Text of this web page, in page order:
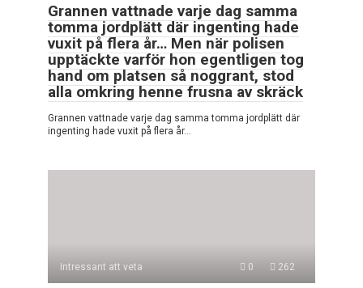
Grannen vattnade varje dag samma
tomma jordplätt där ingenting hade
vuxit på flera år… Men när polisen
upptäckte varför hon egentligen tog
hand om platsen så noggrant, stod
alla omkring henne frusna av skräck
Grannen vattnade varje dag samma tomma jordplätt där
ingenting hade vuxit på flera år…
Intressant att veta 0 262